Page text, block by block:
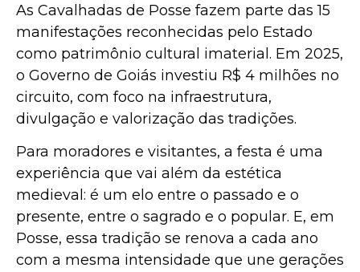
As Cavalhadas de Posse fazem parte das 15
manifestações reconhecidas pelo Estado
como patrimônio cultural imaterial. Em 2025,
o Governo de Goiás investiu R$ 4 milhões no
circuito, com foco na infraestrutura,
divulgação e valorização das tradições.
Para moradores e visitantes, a festa é uma
experiência que vai além da estética
medieval: é um elo entre o passado e o
presente, entre o sagrado e o popular. E, em
Posse, essa tradição se renova a cada ano
com a mesma intensidade que une gerações